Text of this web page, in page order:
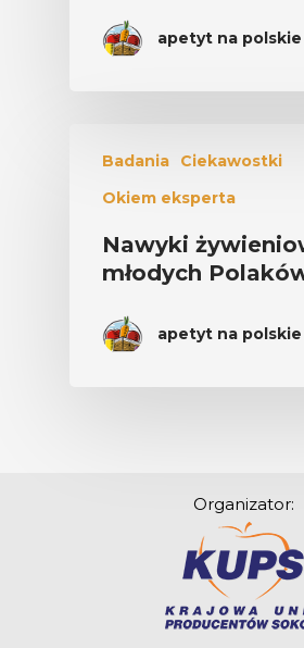
apetyt na polskie
Badania
Ciekawostki
Okiem eksperta
Nawyki
młodych
apetyt na polskie
Organizator: